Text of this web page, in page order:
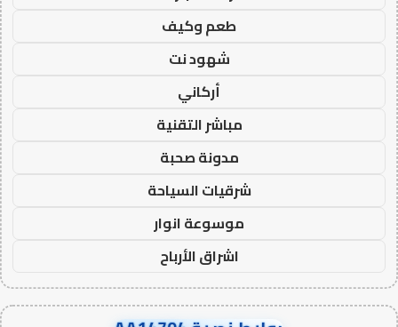
طعم وكيف
شهود نت
أركاني
مباشر التقنية
مدونة صحبة
شرقيات السياحة
موسوعة انوار
اشراق الأرباح